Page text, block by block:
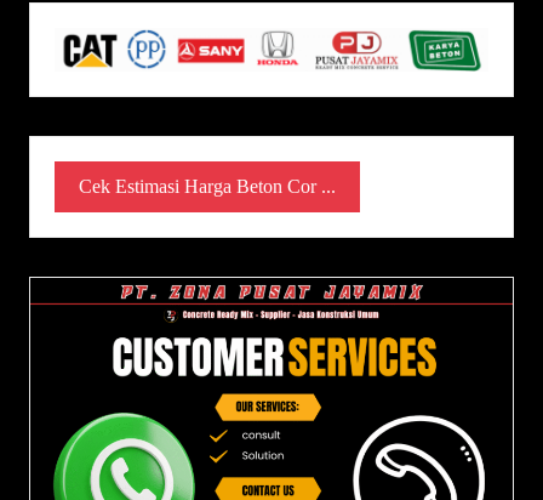
Cek Estimasi Harga Beton Cor ...